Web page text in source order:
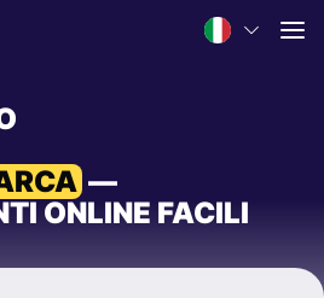
—
ONLINE FACILI